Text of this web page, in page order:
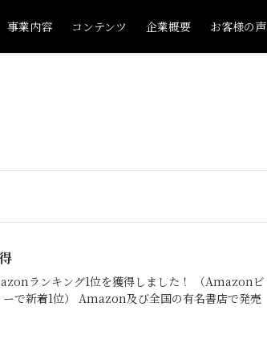
事業内容 コンテンツ 企業概要 お客様の声
ランキング1位を獲得しました！ （Amazonビ
ーで新着1位） Amazon及び全国の有名書店で発売